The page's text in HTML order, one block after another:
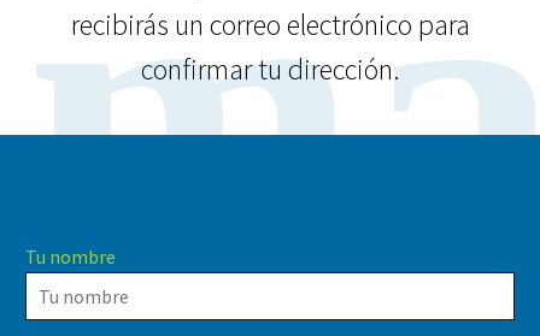
recibirás un correo electrónico para
confirmar tu dirección.
Tu nombre